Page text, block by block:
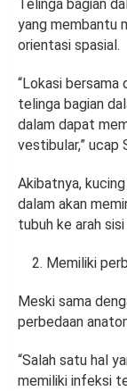
Telinga bagian
yang membantu
orientasi spasial.
“Lokasi bersama
telinga bagian
dalam dapat
vestibular,” ucap
Akibatnya,
dalam akan
tubuh ke arah
Memiliki
Meski sama
perbedaan
“Salah satu hal
memiliki infeksi